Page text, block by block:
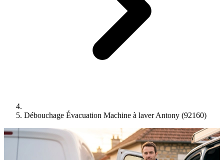
Débouchage Évacuation Machine à laver Antony (92160)